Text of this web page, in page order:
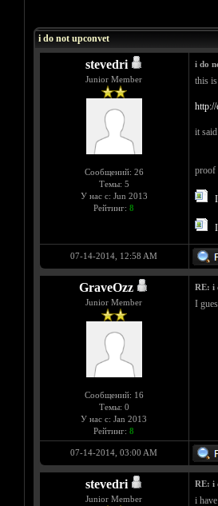
i do not upconvet
stevedri
Junior Member
Сообщений: 26
Темы: 5
У нас с: Jun 2013
Рейтинг: 8
i do
this
http://
it
proof
07-14-2014, 12:58 AM
GraveOzz
Junior Member
Сообщений: 16
Темы: 0
У нас с: Jan 2013
Рейтинг: 8
RE: i
I
07-14-2014, 03:00 AM
stevedri
Junior Member
RE: i
i